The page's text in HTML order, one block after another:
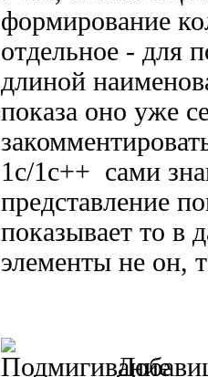
формирование
отдельное - для
длиной
показа оно уже
1с/1c++ сами
представление
показывает то в
элементы не он,